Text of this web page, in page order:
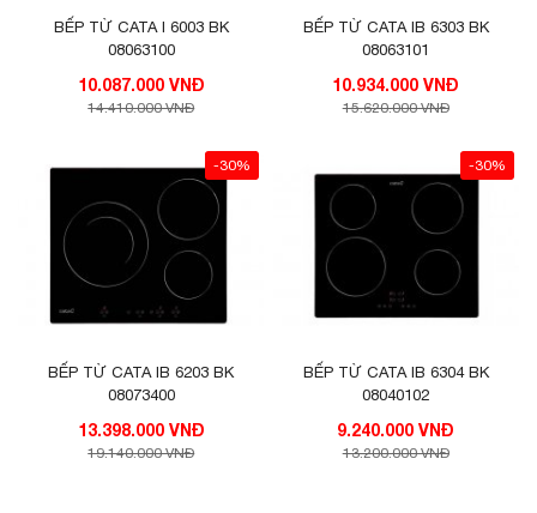
BẾP TỪ CATA I 6003 BK
08063100
10.087.000 VNĐ
14.410.000 VNĐ
BẾP TỪ CATA IB 6303 BK
08063101
10.934.000 VNĐ
15.620.000 VNĐ
-30%
BẾP TỪ CATA IB 6203 BK
08073400
13.398.000 VNĐ
19.140.000 VNĐ
-30%
BẾP TỪ CATA IB 6304 BK
08040102
9.240.000 VNĐ
13.200.000 VNĐ